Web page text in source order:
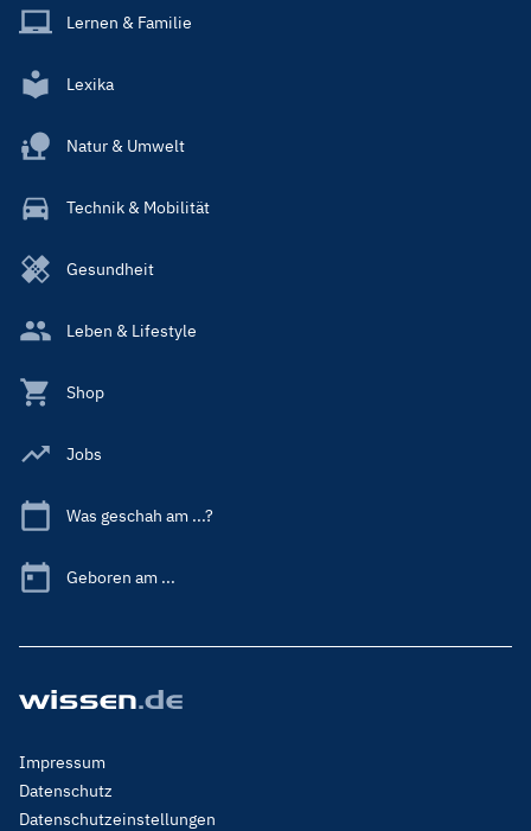
Lernen & Familie
Lexika
Natur & Umwelt
Technik & Mobilität
Gesundheit
Leben & Lifestyle
Shop
Jobs
Was geschah am ...?
Geboren am ...
Footer
Menu
Legal
Impressum
Datenschutz
Datenschutzeinstellungen